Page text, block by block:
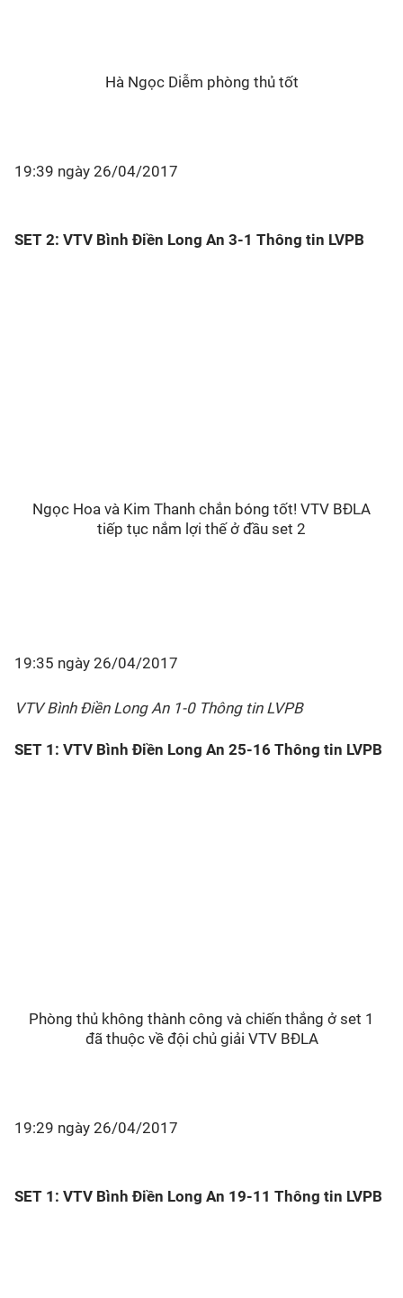
Hà Ngọc Diễm phòng thủ tốt
19:39 ngày 26/04/2017
SET 2: VTV Bình Điền Long An 3-1 Thông tin LVPB
Ngọc Hoa và Kim Thanh chắn bóng tốt! VTV BĐLA
tiếp tục nắm lợi thế ở đầu set 2
19:35 ngày 26/04/2017
VTV Bình Điền Long An 1-0 Thông tin LVPB
SET 1: VTV Bình Điền Long An 25-16 Thông tin LVPB
Phòng thủ không thành công và chiến thắng ở set 1
đã thuộc về đội chủ giải VTV BĐLA
19:29 ngày 26/04/2017
SET 1: VTV Bình Điền Long An 19-11 Thông tin LVPB